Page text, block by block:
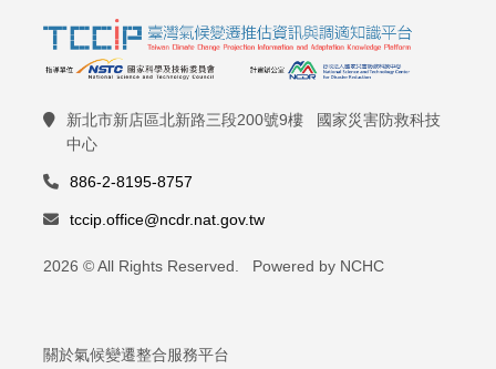
新北市新店區北新路三段200號9樓 國家災害防救科技
中心
886-2-8195-8757
tccip.office@ncdr.nat.gov.tw
2026 © All Rights Reserved. Powered by NCHC
關於氣候變遷整合服務平台